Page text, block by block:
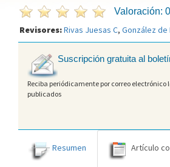
Valoración:
Revisores:Rivas Juesas C, González de
Suscripción gratuita al
Reciba periódicamente por correo
publicados
Resumen Artículo